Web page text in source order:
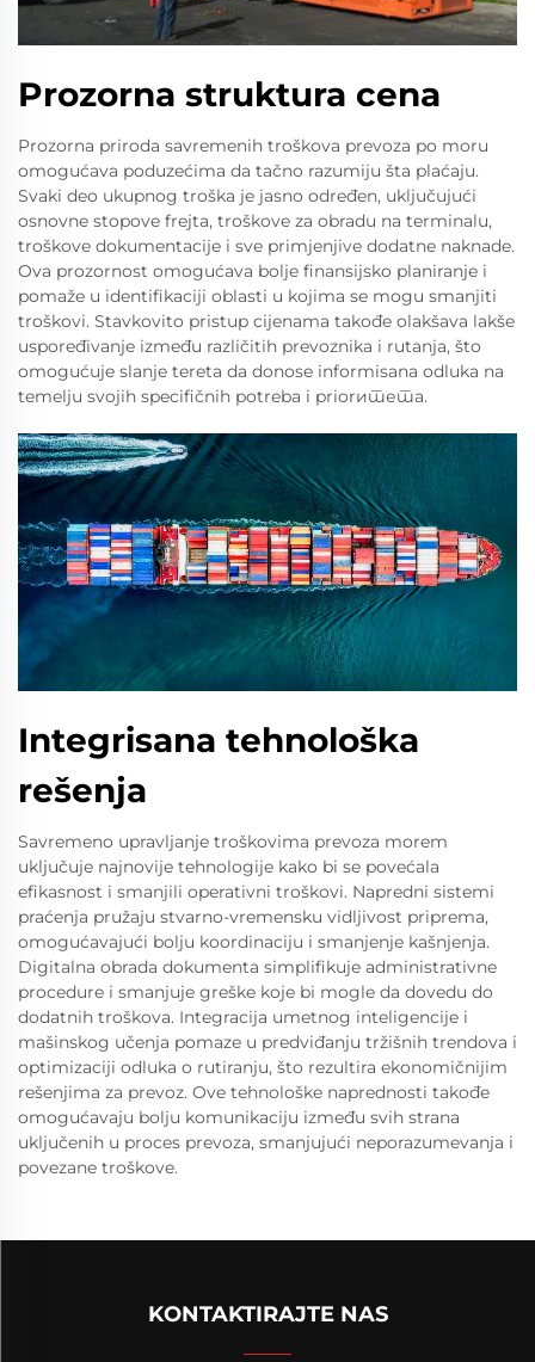
Prozorna struktura cena
Prozorna priroda savremenih troškova prevoza po moru
omogućava poduzećima da tačno razumiju šta plaćaju.
Svaki deo ukupnog troška je jasno određen, uključujući
osnovne stopove frejta, troškove za obradu na terminalu,
troškove dokumentacije i sve primjenjive dodatne naknade.
Ova prozornost omogućava bolje finansijsko planiranje i
pomaže u identifikaciji oblasti u kojima se mogu smanjiti
troškovi. Stavkovito pristup cijenama takođe olakšava lakše
uspoređivanje između različitih prevoznika i rutanja, što
omogućuje slanje tereta da donose informisana odluka na
temelju svojih specifičnih potreba i priorитетa.
Integrisana tehnološka
rešenja
Savremeno upravljanje troškovima prevoza morem
uključuje najnovije tehnologije kako bi se povećala
efikasnost i smanjili operativni troškovi. Napredni sistemi
praćenja pružaju stvarno-vremensku vidljivost priprema,
omogućavajući bolju koordinaciju i smanjenje kašnjenja.
Digitalna obrada dokumenta simplifikuje administrativne
procedure i smanjuje greške koje bi mogle da dovedu do
dodatnih troškova. Integracija umetnog inteligencije i
mašinskog učenja pomaze u predviđanju tržišnih trendova i
optimizaciji odluka o rutiranju, što rezultira ekonomičnijim
rešenjima za prevoz. Ove tehnološke naprednosti takođe
omogućavaju bolju komunikaciju između svih strana
uključenih u proces prevoza, smanjujući neporazumevanja i
povezane troškove.
KONTAKTIRAJTE NAS